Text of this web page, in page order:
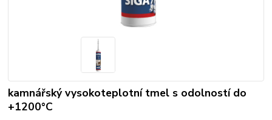
kamnářský vysokoteplotní tmel s odolností do
+1200°C